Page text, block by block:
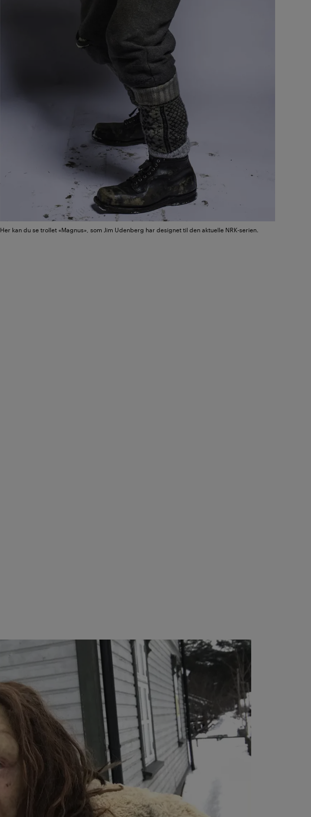
Her kan du se trollet «Magnus», som Jim Udenberg har designet til den aktuelle NRK-serien.